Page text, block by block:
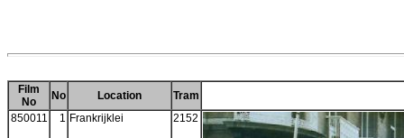
Film
No
No Location
Tram
850011
1 Frankrijklei 2152